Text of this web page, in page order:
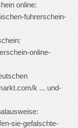
online:
fuhrerschein-
online-
k ... und-
sie-gefalschte-